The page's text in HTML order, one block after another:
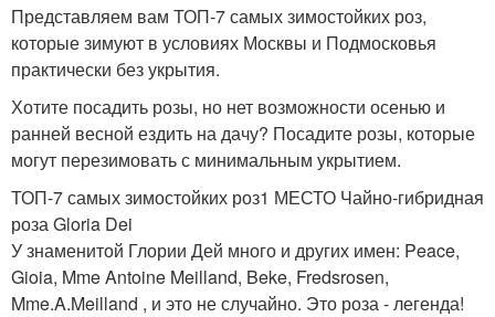
Представляем вам ТОП-7 самых зимостойких роз,
которые зимуют в условиях Москвы и Подмосковья
практически без укрытия.
Хотите посадить розы, но нет возможности осенью и
ранней весной ездить на дачу? Посадите розы, которые
могут перезимовать с минимальным укрытием.
ТОП-7 самых зимостойких роз1 МЕСТО Чайно-гибридная
роза Gloria Dei
У знаменитой Глории Дей много и других имен: Peace,
Gioia, Mme Antoine Meilland, Beke, Fredsrosen,
Mme.A.Meilland , и это не случайно. Это роза - легенда!